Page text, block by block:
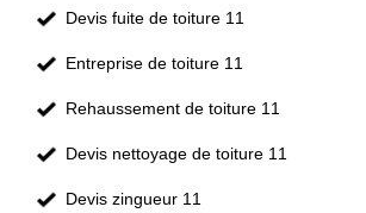
Devis fuite de toiture 11
Entreprise de toiture 11
Rehaussement de toiture 11
Devis nettoyage de toiture 11
Devis zingueur 11